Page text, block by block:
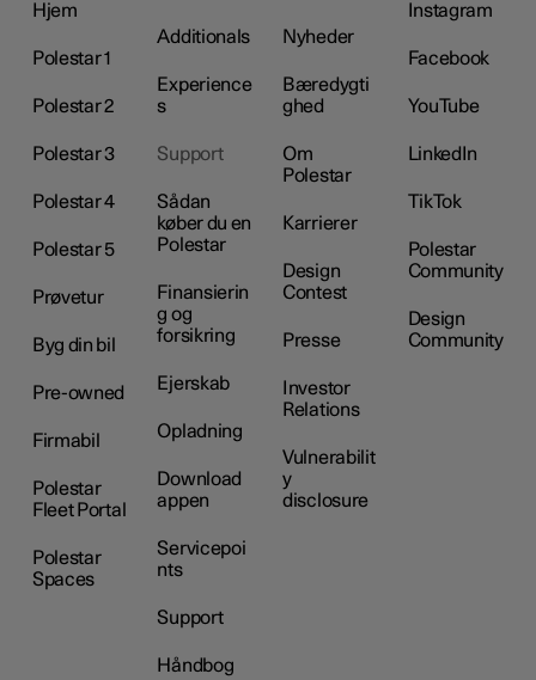
Hjem
Polestar 1
Polestar 2
Polestar 3
Polestar 4
Polestar 5
Prøvetur
Byg din bil
Pre-owned
Firmabil
Polestar
Fleet Portal
Polestar
Spaces
Additionals
Experience
s
Support
Sådan
køber du en
Polestar
Finansierin
g og
forsikring
Ejerskab
Opladning
Download
appen
Servicepoi
nts
Support
Håndbog
Nyheder
Bæredygti
ghed
Om
Polestar
Karrierer
Design
Contest
Presse
Investor
Relations
Vulnerabilit
y
disclosure
Instagram
Facebook
YouTube
LinkedIn
TikTok
Polestar
Community
Design
Community